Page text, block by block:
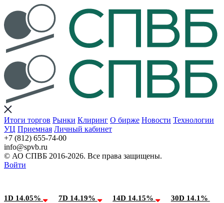
Итоги торгов Рынки Клиринг О бирже Новости Технологии
УЦ Приемная Личный кабинет
+7 (812) 655-74-00
info@spvb.ru
© АО СПВБ 2016-2026. Все права защищены.
Войти
1D 14.05% 7D 14.19% 14D 14.15% 30D 14.1%